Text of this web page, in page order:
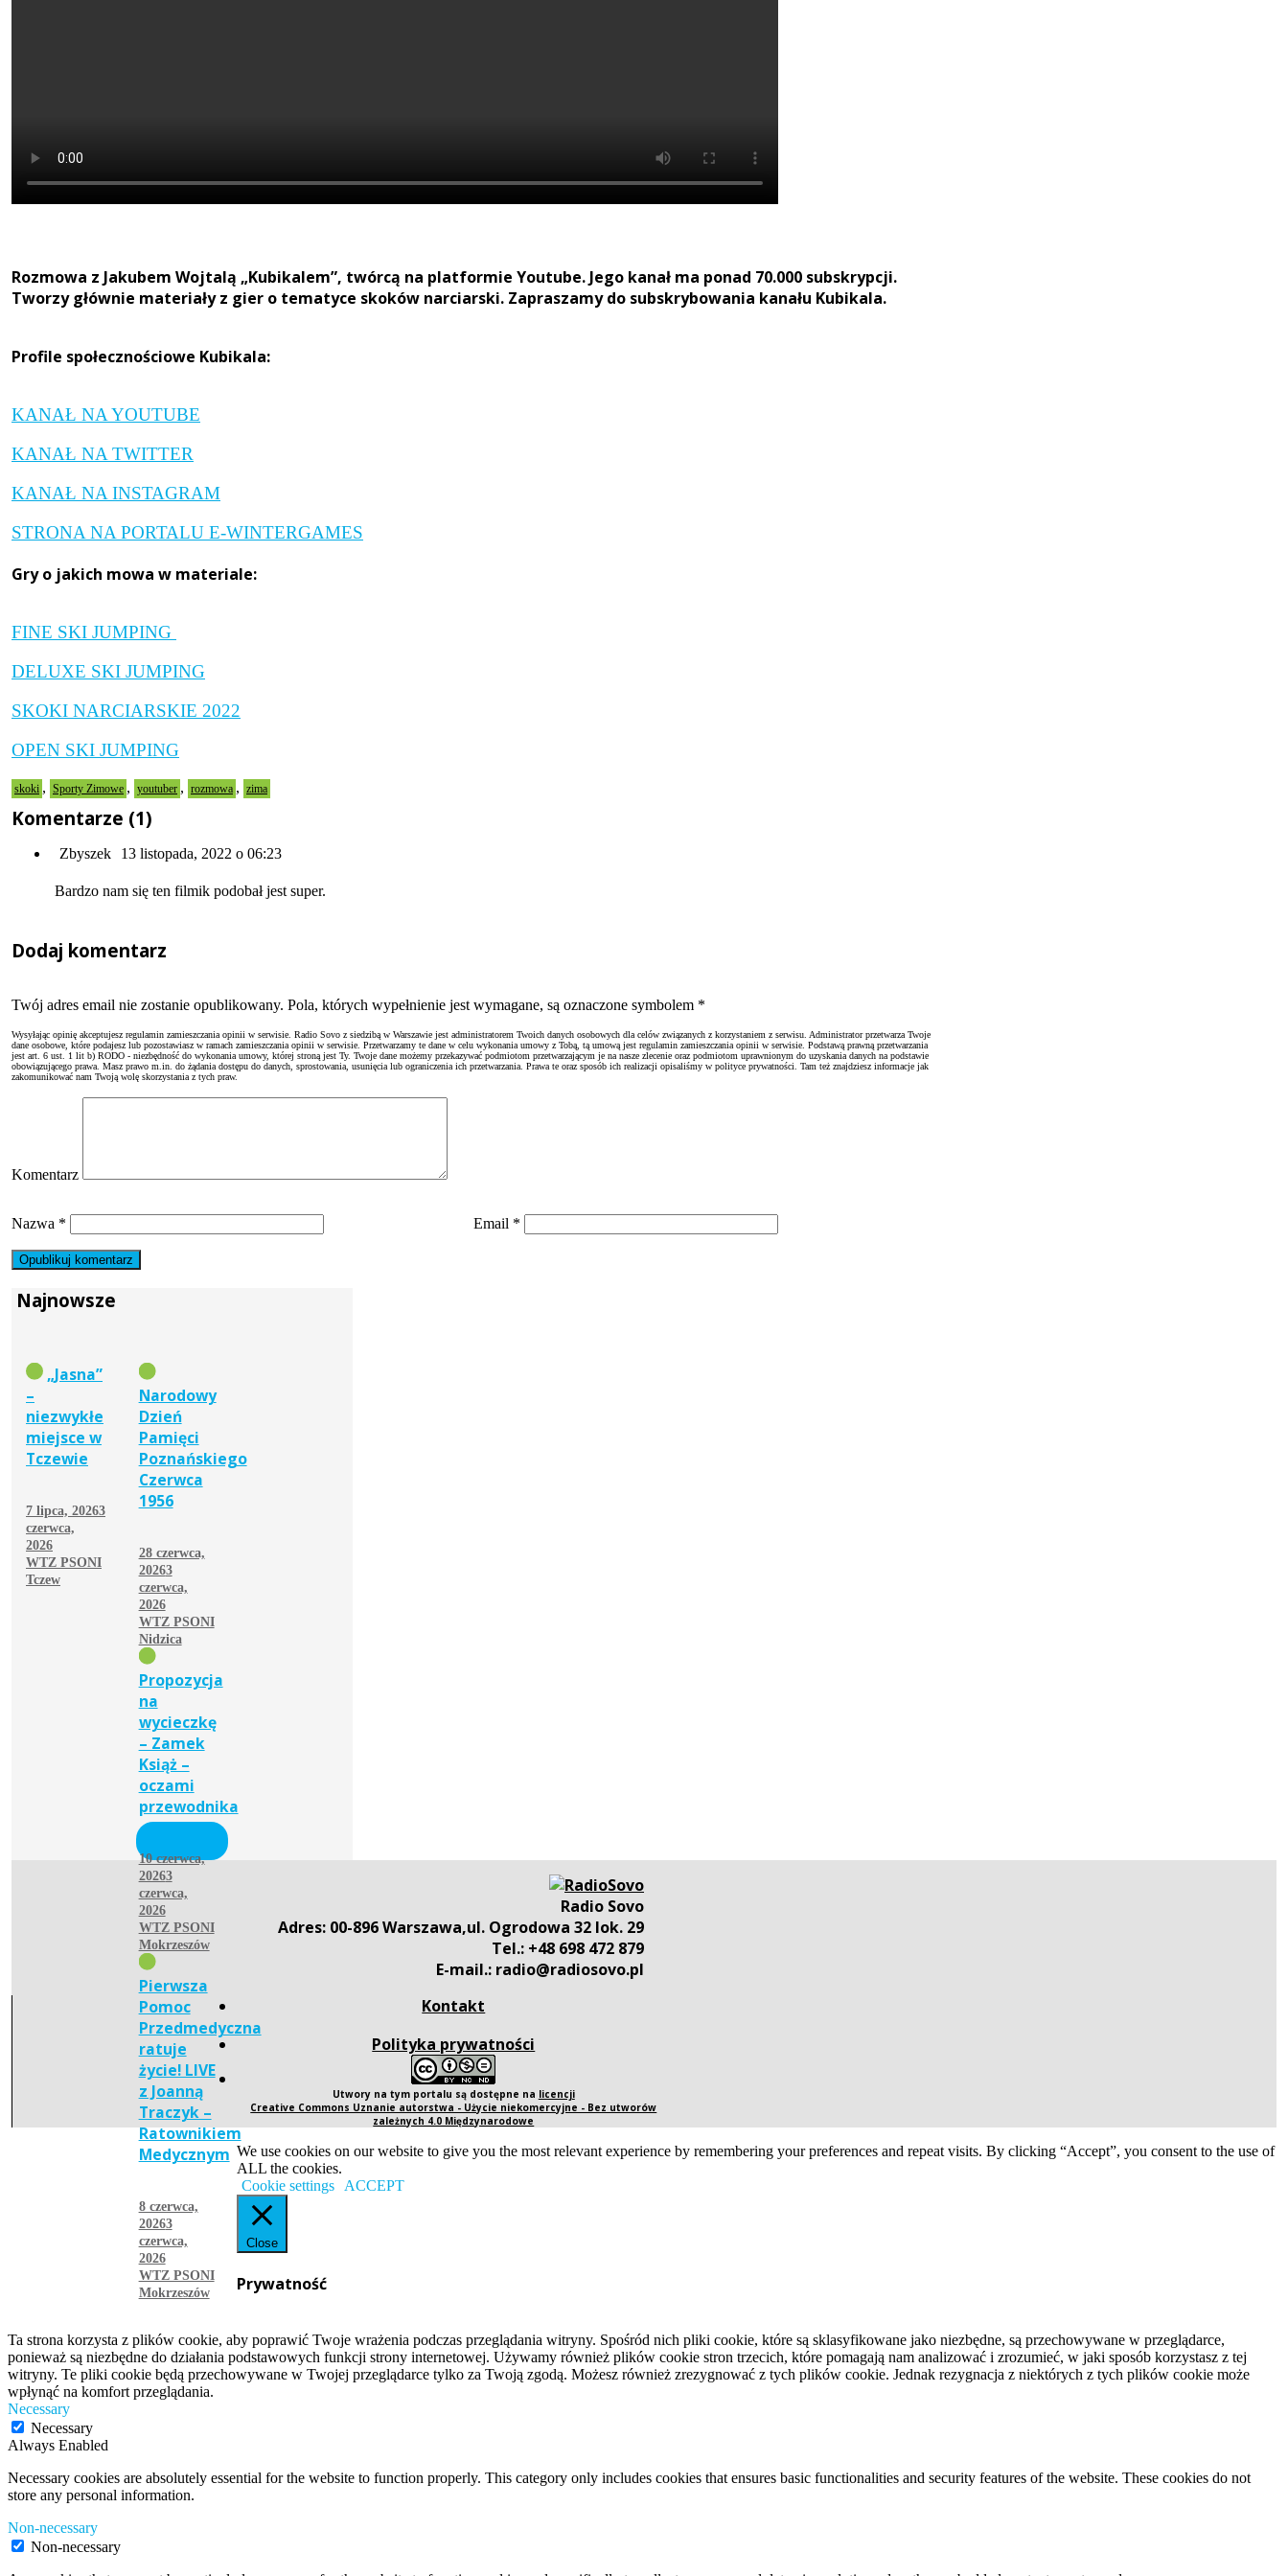
Rozmowa z Jakubem Wojtalą „Kubikalem”, twórcą na platformie Youtube. Jego kanał ma ponad 70.000 subskrypcji.
Tworzy głównie materiały z gier o tematyce skoków narciarski. Zapraszamy do subskrybowania kanału Kubikala.
Profile społecznościowe Kubikala:
KANAŁ NA YOUTUBE
KANAŁ NA TWITTER
KANAŁ NA INSTAGRAM
STRONA NA PORTALU E-WINTERGAMES
Gry o jakich mowa w materiale:
FINE SKI JUMPING
DELUXE SKI JUMPING
SKOKI NARCIARSKIE 2022
OPEN SKI JUMPING
skoki , Sporty Zimowe , youtuber , rozmowa , zima
Komentarze (1)
Zbyszek 13 listopada, 2022 o 06:23
Bardzo nam się ten filmik podobał jest super.
Dodaj komentarz
Twój adres email nie zostanie opublikowany. Pola, których wypełnienie jest wymagane, są oznaczone symbolem *
Wysyłając opinię akceptujesz regulamin zamieszczania opinii w serwisie. Radio Sovo z siedzibą w Warszawie jest administratorem Twoich danych osobowych dla celów związanych z korzystaniem z serwisu. Administrator przetwarza Twoje
dane osobowe, które podajesz lub pozostawiasz w ramach zamieszczania opinii w serwisie. Przetwarzamy te dane w celu wykonania umowy z Tobą, tą umową jest regulamin zamieszczania opinii w serwisie. Podstawą prawną przetwarzania
jest art. 6 ust. 1 lit b) RODO - niezbędność do wykonania umowy, której stroną jest Ty. Twoje dane możemy przekazywać podmiotom przetwarzającym je na nasze zlecenie oraz podmiotom uprawnionym do uzyskania danych na podstawie
obowiązującego prawa. Masz prawo m.in. do żądania dostępu do danych, sprostowania, usunięcia lub ograniczenia ich przetwarzania. Prawa te oraz sposób ich realizacji opisaliśmy w polityce prywatności. Tam też znajdziesz informacje jak
zakomunikować nam Twoją wolę skorzystania z tych praw.
Komentarz
Nazwa * Email *
Najnowsze
„Jasna”
–
niezwykłe
miejsce w
Tczewie
7 lipca, 20263
czerwca,
2026
WTZ PSONI
Tczew
Narodowy
Dzień
Pamięci
Poznańskiego
Czerwca
1956
28 czerwca,
20263
czerwca,
2026
WTZ PSONI
Nidzica
Propozycja
na
wycieczkę
– Zamek
Książ –
oczami
przewodnika
10 czerwca,
20263
czerwca,
2026
WTZ PSONI
Mokrzeszów
Pierwsza
Pomoc
Przedmedyczna
ratuje
życie! LIVE
z Joanną
Traczyk –
Ratownikiem
Medycznym
8 czerwca,
20263
czerwca,
2026
WTZ PSONI
Mokrzeszów
Radio Sovo
Adres: 00-896 Warszawa,ul. Ogrodowa 32 lok. 29
Tel.: +48 698 472 879
E-mail.: radio@radiosovo.pl
Kontakt
Polityka prywatności
Utwory na tym portalu są dostępne na licencji
Creative Commons Uznanie autorstwa - Użycie niekomercyjne - Bez utworów
zależnych 4.0 Międzynarodowe
We use cookies on our website to give you the most relevant experience by remembering your preferences and repeat visits. By clicking “Accept”, you consent to the use of
ALL the cookies.
Cookie settings
ACCEPT
Close
Prywatność
Ta strona korzysta z plików cookie, aby poprawić Twoje wrażenia podczas przeglądania witryny. Spośród nich pliki cookie, które są sklasyfikowane jako niezbędne, są przechowywane w przeglądarce,
ponieważ są niezbędne do działania podstawowych funkcji strony internetowej. Używamy również plików cookie stron trzecich, które pomagają nam analizować i zrozumieć, w jaki sposób korzystasz z tej
witryny. Te pliki cookie będą przechowywane w Twojej przeglądarce tylko za Twoją zgodą. Możesz również zrezygnować z tych plików cookie. Jednak rezygnacja z niektórych z tych plików cookie może
wpłynąć na komfort przeglądania.
Necessary
Necessary
Always Enabled
Necessary cookies are absolutely essential for the website to function properly. This category only includes cookies that ensures basic functionalities and security features of the website. These cookies do not
store any personal information.
Non-necessary
Non-necessary